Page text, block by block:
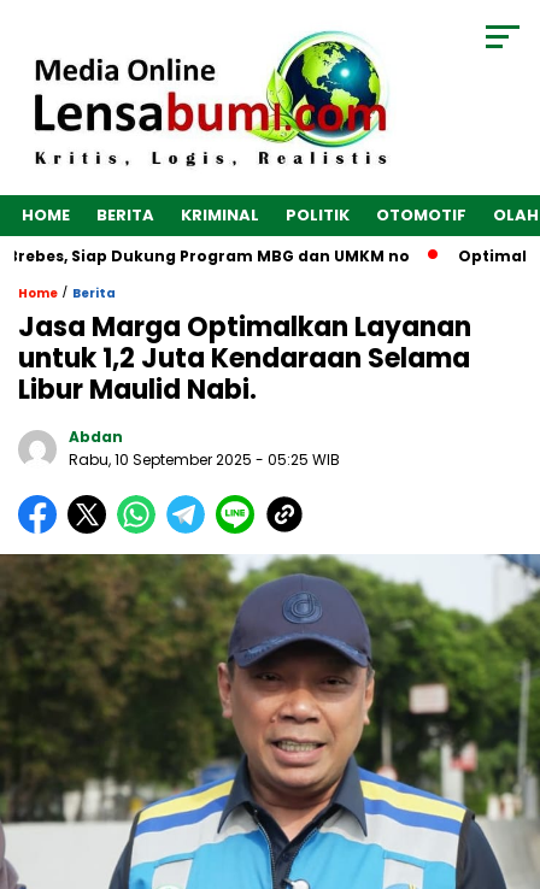
HOME BERITA KRIMINAL POLITIK OTOMOTIF
Siap Dukung Program MBG dan UMKM no Optimalkan
Home / Berita
Jasa Marga Optimalkan Layanan
untuk 1,2 Juta Kendaraan Selama
Libur Maulid Nabi.
Abdan
Rabu, 10 September 2025 - 05:25 WIB